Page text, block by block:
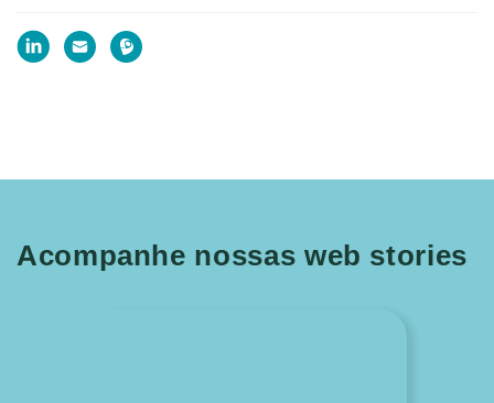
Acompanhe nossas web stories